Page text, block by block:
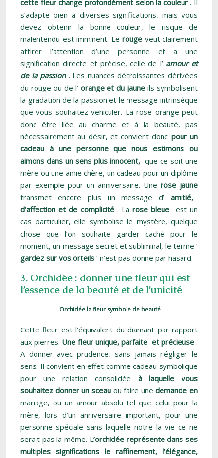
cette fleur change profondément selon la couleur. Il
s’adapte bien à diverses significations, mais vous
devez obtenir la bonne couleur, le risque de
malentendu est imminent. Le rouge veut clairement
attirer l’attention d’une personne et a une
signification directe et précise, celle de l’ amour et
de la passion. Les nuances décroissantes dérivées
du rouge ou de l’ orange et du jauneils symbolisent
la gradation de la passion et le message intrinsèque
que vous souhaitez véhiculer. La rose orange peut
donc être liée au charme et à la beauté, pas
nécessairement au désir, et convient donc pour un
cadeau à une personne que nous estimons ou
aimons dans un sens plus innocent, que ce soit une
mère ou une amie chère, un cadeau pour un diplôme
par exemple pour un anniversaire. Une rose jaune
transmet encore plus un message d’amitié,
d’affection et de complicité. Larose bleue
est un
cas particulier, elle symbolise le mystère, quelque
chose que l’on souhaite garder caché pour le
moment, un message secret et subliminal, le terme ‘
gardez sur vos orteils ‘ n’est pas donné par hasard.
3. Orchidée : donner une fleur qui est
l’essence de la beauté et de l’unicité
Orchidée la fleur symbole de beauté
Cette fleur est l’équivalent du diamant par rapport
aux pierres. Une fleur unique, parfaite et précieuse.
A donner avec prudence, sans jamais négliger le
sens. Il convient en effet comme cadeau symbolique
pour une relation consolidée à laquelle vous
souhaitez donner un sceauou faire unedemande en
mariage, ou un amour absolu tel que celui pour la
mère, lors d’un anniversaire important, pour une
personne spéciale sans laquelle notre la vie ce ne
serait pas la même. L’orchidée représente dans ses
multiples significations le raffinement, l’élégance,